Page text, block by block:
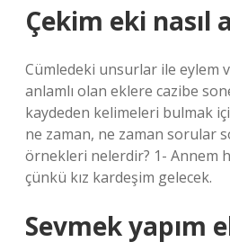
Çekim eki nasıl
Cümledeki unsurlar ile eylem
anlamlı olan eklere cazibe
kaydeden kelimeleri bulmak
ne zaman, ne zaman sorular
örnekleri nelerdir? 1- Annem
çünkü kız kardeşim gelecek.
Sevmek yapım